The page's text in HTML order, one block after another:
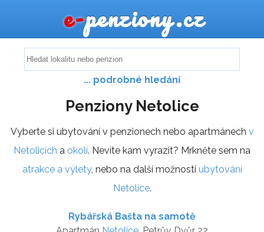
e-penziony.cz
... podrobné hledání
Penziony Netolice
Vyberte si ubytování v penzionech nebo apartmánech v
Netolicích a okolí. Nevíte kam vyrazit? Mrkněte sem na
atrakce a výlety, nebo na další možnosti ubytování
Netolice.
Rybářská Bašta na samotě